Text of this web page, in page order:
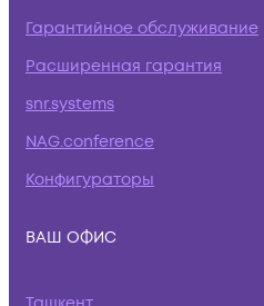
Гарантийное обслуживание
Расширенная гарантия
snr.systems
NAG.conference
Конфигураторы
ВАШ ОФИС